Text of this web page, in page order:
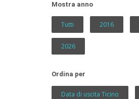
Mostra anno
Tutti 2016
2026
Ordina per
Data di uscita Ticino